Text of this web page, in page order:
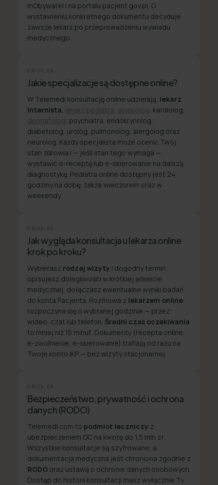
mObywatel i na portalu pacjent.gov.pl. O
wystawieniu konkretnego dokumentu decyduje
zawsze lekarz po przeprowadzeniu wywiadu
medycznego.
KROK 04
Jakie specjalizacje są dostępne online?
W Telemedi konsultację online udzielają: lekarz
internista lekarz pediatra ginekolog , kardiolog,
dermatolog , psychiatra, endokrynolog,
diabetolog, urolog, pulmonolog, alergolog oraz
neurolog. Każdy specjalista może ocenić Twój
stan zdrowia i — jeśli stan tego wymaga —
wystawić e-receptę lub e-skierowanie na dalszą
diagnostykę. Pediatra online dostępny jest 24
godziny na dobę, także wieczorem oraz w
weekendy.
KROK 05
Jak wygląda konsultacja u lekarza online
krok po kroku?
Wybierasz rodzaj wizyty i dogodny termin,
opisujesz dolegliwości w krótkiej ankiecie
medycznej, dołączasz ewentualne wyniki badań
do konta Pacjenta. Rozmowa z lekarzem online
rozpoczyna się o wybranej godzinie — przez
wideo, czat lub telefon. Średni czas oczekiwania
to mniej niż 15 minut. Dokumenty (recepta online,
e-zwolnienie, e-skierowanie) trafiają od razu na
Twoje konto IKP — bez wizyty stacjonarnej.
KROK 06
Bezpieczeństwo, prywatność i ochrona
danych (RODO)
Telemedi.com to podmiot leczniczy z
ubezpieczeniem OC na kwotę do 1,5 mln zł.
Wszystkie konsultacje są szyfrowane, a
dokumentacja medyczna jest chroniona zgodnie z
RODO oraz ustawą o ochronie danych osobowych.
Dostęp do historii konsultacji masz wyłącznie Ty